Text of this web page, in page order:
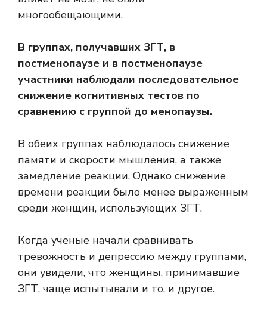
многообещающими.
В группах, получавших ЗГТ, в
постменопаузе и в постменопаузе
участники наблюдали последовательное
снижение когнитивных тестов по
сравнению с группой до менопаузы.
В обеих группах наблюдалось снижение
памяти и скорости мышления, а также
замедление реакции. Однако снижение
времени реакции было менее выраженным
среди женщин, использующих ЗГТ.
Когда ученые начали сравнивать
тревожность и депрессию между группами,
они увидели, что женщины, принимавшие
ЗГТ, чаще испытывали и то, и другое.